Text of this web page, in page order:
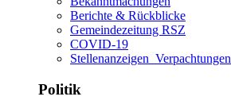
Berichte & Rückblicke
Gemeindezeitung RSZ
COVID-19
Stellenanzeigen_Verpachtungen
Politik